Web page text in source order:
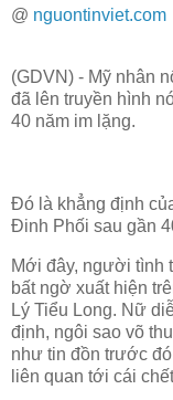
@ nguontinviet.com
(GDVN) - Mỹ nhân
đã lên truyền hình
40 năm im lặng.
Đó là khẳng định
Đinh Phối sau gần
Mới đây, người tình
bất ngờ xuất hiện
Lý Tiểu Long. Nữ
định, ngôi sao võ
như tin đồn trước
liên quan tới cái